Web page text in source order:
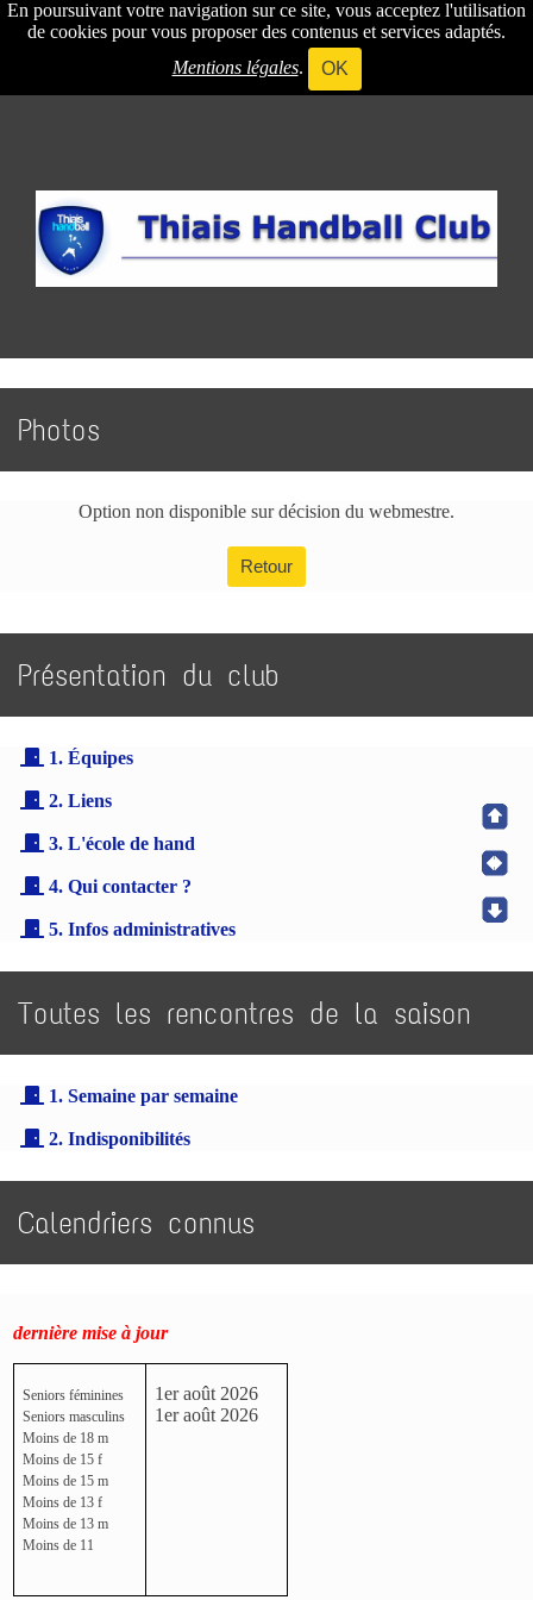
En poursuivant votre navigation sur ce site, vous acceptez l'utilisation
de cookies pour vous proposer des contenus et services adaptés.
Mentions légales. OK
Photos
Option non disponible sur décision du webmestre.
Retour
Présentation du club
1. Équipes
2. Liens
3. L'école de hand
4. Qui contacter ?
5. Infos administratives
Toutes les rencontres de la saison
1. Semaine par semaine
2. Indisponibilités
Calendriers connus
dernière mise à jour
Seniors féminines
Seniors masculins
Moins de 18 m
Moins de 15 f
Moins de 15 m
Moins de 13 f
Moins de 13 m
Moins de 11
1er août 2026
1er août 2026